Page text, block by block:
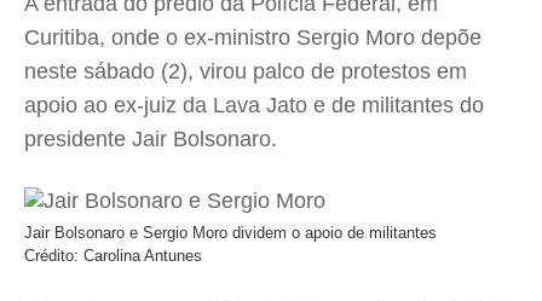
Curitiba, onde o ex-ministro Sergio Moro depõe
neste sábado (2), virou palco de protestos em
apoio ao ex-juiz da Lava Jato e de militantes do
presidente Jair Bolsonaro.
Jair Bolsonaro e Sergio Moro dividem o apoio de militantes
Crédito: Carolina Antunes